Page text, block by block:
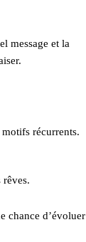
message et la
récurrents.
chance d’évoluer